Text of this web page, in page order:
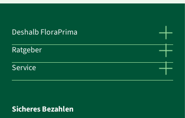
Deshalb FloraPrima
Ratgeber
Service
Sicheres Bezahlen